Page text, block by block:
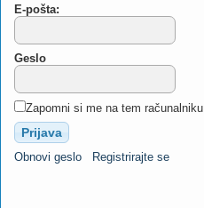
E-pošta:
Geslo
Zapomni si me na tem računalniku
Obnovi geslo Registrirajte se